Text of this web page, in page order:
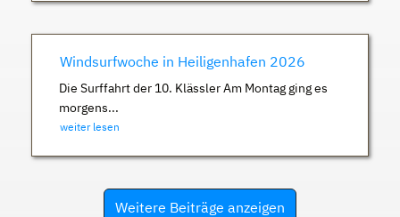
Windsurfwoche in Heiligenhafen 2026
Die Surffahrt der 10. Klässler Am Montag ging es
morgens...
weiter lesen
Weitere Beiträge anzeigen